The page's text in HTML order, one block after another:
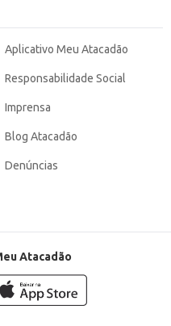
de diversas receitas, tanto em
Aplicativo Meu Atacadão
Responsabilidade Social
Imprensa
Blog Atacadão
Denúncias
Atacadão